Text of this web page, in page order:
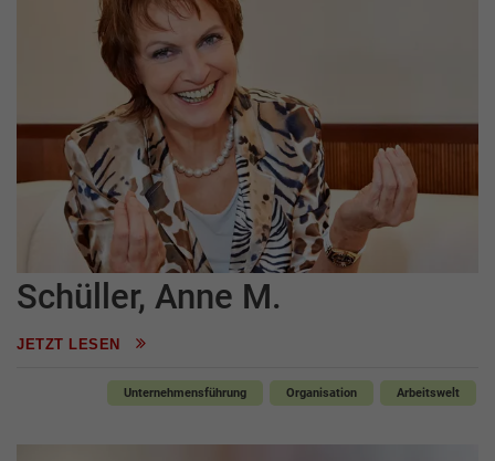
Schüller, Anne M.
JETZT LESEN
Unternehmensführung Organisation Arbeitswelt